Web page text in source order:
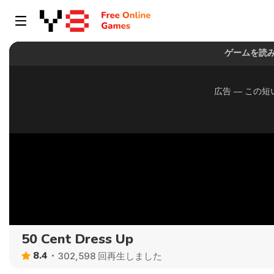
50 Cent Dress Up
8.4 302,598 回再生しました